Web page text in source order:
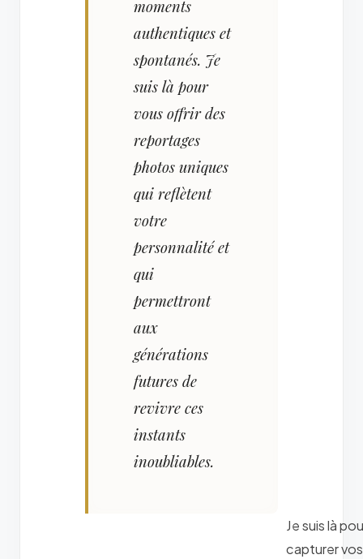
moments
authentiques et
spontanés. Je
suis là pour
vous offrir des
reportages
photos uniques
qui reflètent
votre
personnalité et
qui
permettront
aux
générations
futures de
revivre ces
instants
inoubliables.
Je suis là
capturer